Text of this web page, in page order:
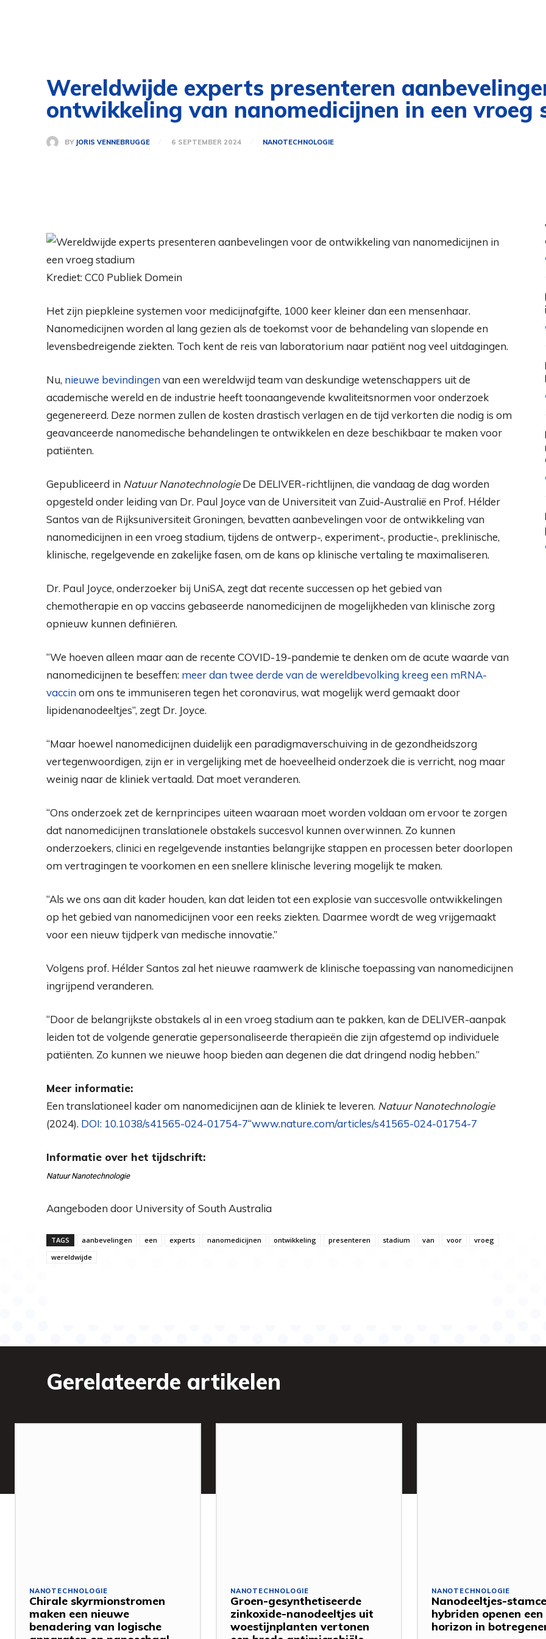
Wereldwijde experts presenteren
ontwikkeling van nanomedicijnen in een vroeg
BY JORIS VENNEBRUGGE 6 SEPTEMBER 2024 NANOTECHNOLOGIE
Krediet: CC0 Publiek Domein
Het zijn piepkleine systemen voor medicijnafgifte, 1000 keer kleiner dan een mensenhaar.
Nanomedicijnen worden al lang gezien als de toekomst voor de behandeling van slopende en
levensbedreigende ziekten. Toch kent de reis van laboratorium naar patiënt nog veel uitdagingen.
Nu, nieuwe bevindingen van een wereldwijd team van deskundige wetenschappers uit de
academische wereld en de industrie heeft toonaangevende kwaliteitsnormen voor onderzoek
gegenereerd. Deze normen zullen de kosten drastisch verlagen en de tijd verkorten die nodig is om
geavanceerde nanomedische behandelingen te ontwikkelen en deze beschikbaar te maken voor
patiënten.
Gepubliceerd in Natuur NanotechnologieDe DELIVER-richtlijnen, die vandaag de dag worden
opgesteld onder leiding van Dr. Paul Joyce van de Universiteit van Zuid-Australië en Prof. Hélder
Santos van de Rijksuniversiteit Groningen, bevatten aanbevelingen voor de ontwikkeling van
nanomedicijnen in een vroeg stadium, tijdens de ontwerp-, experiment-, productie-, preklinische,
klinische, regelgevende en zakelijke fasen, om de kans op klinische vertaling te maximaliseren.
Dr. Paul Joyce, onderzoeker bij UniSA, zegt dat recente successen op het gebied van
chemotherapie en op vaccins gebaseerde nanomedicijnen de mogelijkheden van klinische zorg
opnieuw kunnen definiëren.
“We hoeven alleen maar aan de recente COVID-19-pandemie te denken om de acute waarde van
nanomedicijnen te beseffen: meer dan twee derde van de wereldbevolking kreeg een mRNA-
vaccin om ons te immuniseren tegen het coronavirus, wat mogelijk werd gemaakt door
lipidenanodeeltjes”, zegt Dr. Joyce.
“Maar hoewel nanomedicijnen duidelijk een paradigmaverschuiving in de gezondheidszorg
vertegenwoordigen, zijn er in vergelijking met de hoeveelheid onderzoek die is verricht, nog maar
weinig naar de kliniek vertaald. Dat moet veranderen.
“Ons onderzoek zet de kernprincipes uiteen waaraan moet worden voldaan om ervoor te zorgen
dat nanomedicijnen translationele obstakels succesvol kunnen overwinnen. Zo kunnen
onderzoekers, clinici en regelgevende instanties belangrijke stappen en processen beter doorlopen
om vertragingen te voorkomen en een snellere klinische levering mogelijk te maken.
“Als we ons aan dit kader houden, kan dat leiden tot een explosie van succesvolle ontwikkelingen
op het gebied van nanomedicijnen voor een reeks ziekten. Daarmee wordt de weg vrijgemaakt
voor een nieuw tijdperk van medische innovatie.”
Volgens prof. Hélder Santos zal het nieuwe raamwerk de klinische toepassing van nanomedicijnen
ingrijpend veranderen.
“Door de belangrijkste obstakels al in een vroeg stadium aan te pakken, kan de DELIVER-aanpak
leiden tot de volgende generatie gepersonaliseerde therapieën die zijn afgestemd op individuele
patiënten. Zo kunnen we nieuwe hoop bieden aan degenen die dat dringend nodig hebben.”
Meer informatie:
Een translationeel kader om nanomedicijnen aan de kliniek te leveren. Natuur Nanotechnologie
(2024). DOI: 10.1038/s41565-024-01754-7“www.nature.com/articles/s41565-024-01754-7
Informatie over het tijdschrift:
Natuur Nanotechnologie
Aangeboden door University of South Australia
TAGS aanbevelingen een experts nanomedicijnen ontwikkeling presenteren stadium van voor
vroeg
wereldwijde
Gerelateerde artikelen
NANOTECHNOLOGIE
Chirale skyrmionstromen
maken een nieuwe
benadering van logische
NANOTECHNOLOGIE
Groen-gesynthetiseerde
zinkoxide-nanodeeltjes uit
woestijnplanten vertonen
NANOTECHNOLOGIE
Nanodeeltjes-
hybriden openen
horizon in